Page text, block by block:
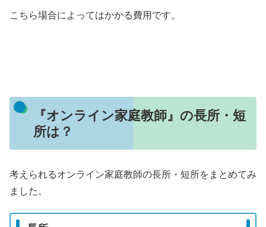
こちら場合によってはかかる費用です。
『オンライン家庭教師』の長所・短
所は？
考えられるオンライン家庭教師の長所・短所をまとめてみ
ました。